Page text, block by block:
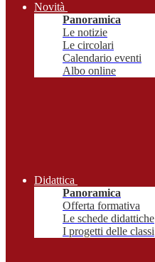
Novità
Panoramica
Le notizie
Le circolari
Calendario eventi
Albo online
Didattica
Panoramica
Offerta formativa
Le schede didattiche
I progetti delle classi